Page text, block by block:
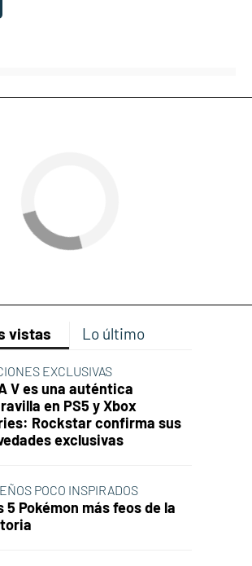
vistas Lo último
EXCLUSIVAS
V es una auténtica
en PS5 y Xbox
Rockstar confirma sus
exclusivas
POCO INSPIRADOS
5 Pokémon más feos de la